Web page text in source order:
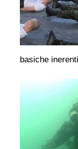
basiche